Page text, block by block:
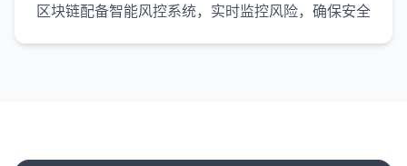
区块链配备智能风控系统，实时监控风险，确保安全